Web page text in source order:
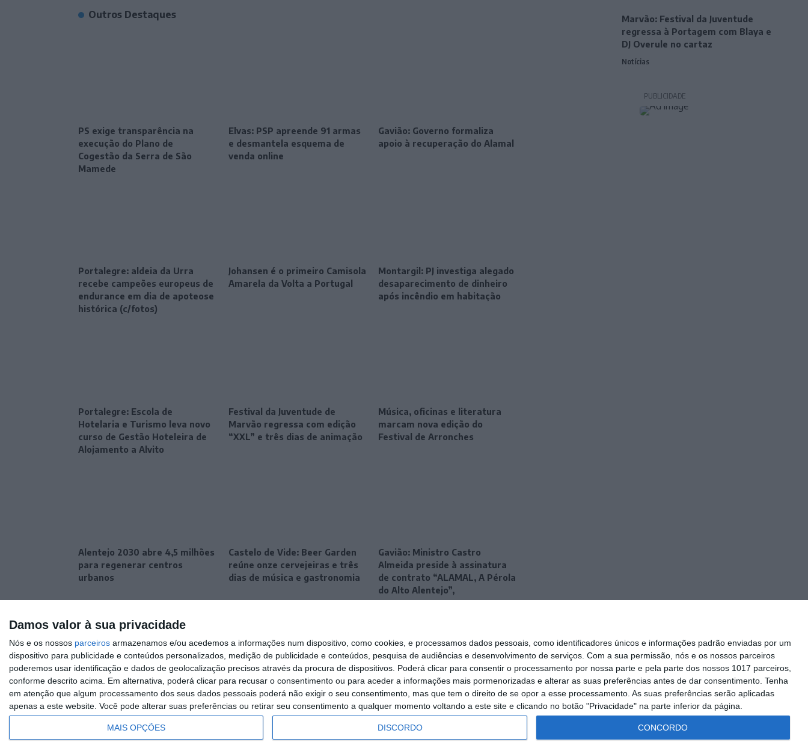
Damos valor à sua privacidade
Nós e os nossos parceiros armazenamos e/ou acedemos a informações num dispositivo, como cookies, e processamos dados pessoais, como identificadores únicos e informações padrão enviadas por um
dispositivo para publicidade e conteúdos personalizados, medição de publicidade e conteúdos, pesquisa de audiências e desenvolvimento de serviços. Com a sua permissão, nós e os nossos parceiros
poderemos usar identificação e dados de geolocalização precisos através da procura de dispositivos. Poderá clicar para consentir o processamento por nossa parte e pela parte dos nossos 1017 parceiros,
conforme descrito acima. Em alternativa, poderá clicar para recusar o consentimento ou para aceder a informações mais pormenorizadas e alterar as suas preferências antes de dar consentimento. Tenha
em atenção que algum processamento dos seus dados pessoais poderá não exigir o seu consentimento, mas que tem o direito de se opor a esse processamento. As suas preferências serão aplicadas
apenas a este website. Você pode alterar suas preferências ou retirar seu consentimento a qualquer momento voltando a este site e clicando no botão "Privacidade" na parte inferior da página.
MAIS OPÇÕES DISCORDO CONCORDO
Outros Destaques
PS exige transparência na
execução do Plano de
Cogestão da Serra de São
Mamede
Elvas: PSP apreende 91 armas
e desmantela esquema de
venda online
Gavião: Governo formaliza
apoio à recuperação do Alamal
Portalegre: aldeia da Urra
recebe campeões europeus de
endurance em dia de apoteose
histórica (c/fotos)
Johansen é o primeiro Camisola
Amarela da Volta a Portugal
Montargil: PJ investiga alegado
desaparecimento de dinheiro
após incêndio em habitação
Portalegre: Escola de
Hotelaria e Turismo leva novo
curso de Gestão Hoteleira de
Alojamento a Alvito
Festival da Juventude de
Marvão regressa com edição
“XXL” e três dias de animação
Música, oficinas e literatura
marcam nova edição do
Festival de Arronches
Alentejo 2030 abre 4,5 milhões
para regenerar centros
urbanos
Castelo de Vide: Beer Garden
reúne onze cervejeiras e três
dias de música e gastronomia
Gavião: Ministro Castro
Almeida preside à assinatura
de contrato “ALAMAL, A Pérola
do Alto Alentejo”,
Marvão: Festival da Juventude
regressa à Portagem com Blaya e
DJ Overule no cartaz
Notícias
PUBLICIDADE
Siga-nos
© Rádio Portalegre 2026 • Todos os direitos reservados